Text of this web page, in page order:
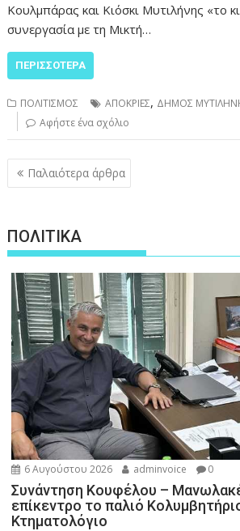
Κουλμπάρας και Κιόσκι Μυτιλήνης «το
συνεργασία με τη Μικτή…
ΠΕΡΙΣΣΌΤΕΡΑ
ΠΟΛΙΤΙΣΜΟΣ ΑΠΟΚΡΙΕΣ, ΔΗΜΟΣ
Αφήστε ένα σχόλιο
Πλοήγηση
άρθρων
Παλαιότερα άρθρα
ΠΟΛΙΤΙΚΑ
6 Αυγούστου 2026 adminvoice 0
Συνάντηση Κουφέλου –
επίκεντρο το παλιό
Κτηματολόγιο